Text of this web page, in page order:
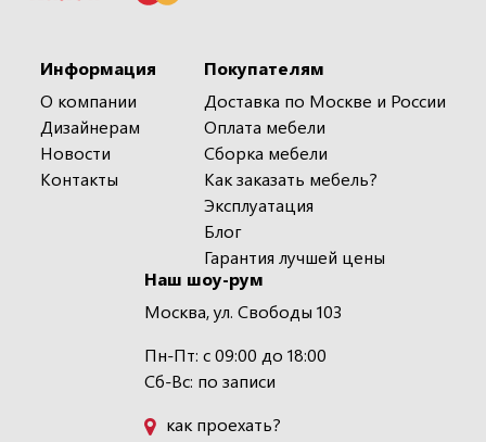
Информация
О компании
Дизайнерам
Новости
Контакты
Покупателям
Доставка по Москве и России
Оплата мебели
Сборка мебели
Как заказать мебель?
Эксплуатация
Блог
Гарантия лучшей цены
Наш шоу-рум
Москва, ул. Свободы 103
Пн-Пт: с 09:00 до 18:00
Сб-Вс: по записи
как проехать?